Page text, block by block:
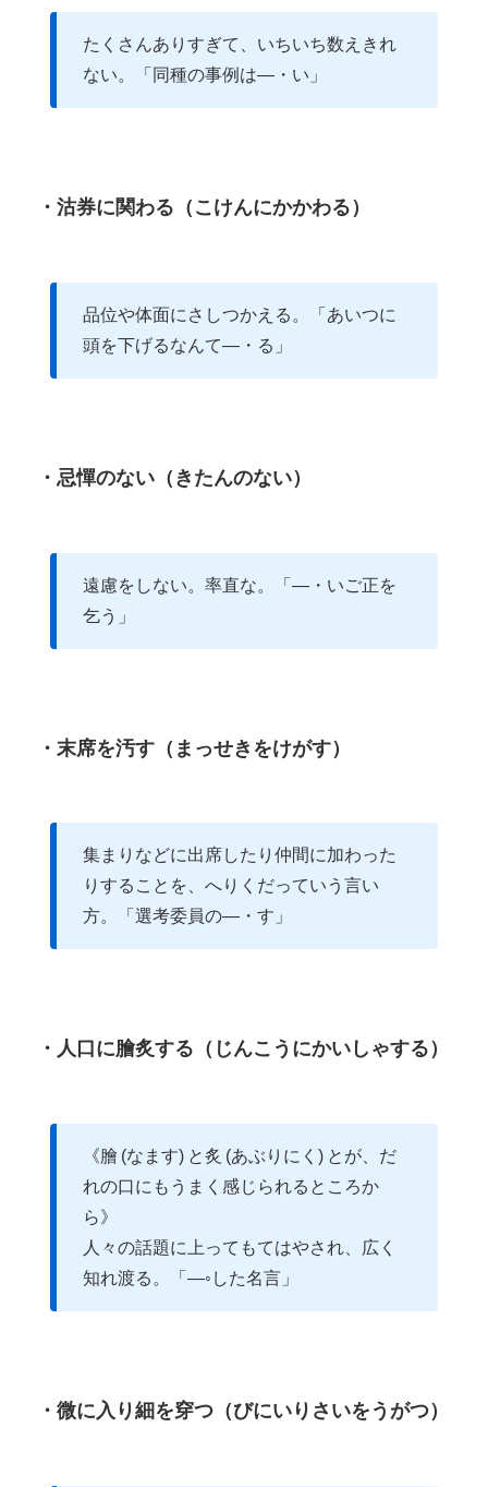
たくさんありすぎて、いちいち数えきれ
ない。「同種の事例は―・い」
・沽券に関わる（こけんにかかわる）
品位や体面にさしつかえる。「あいつに
頭を下げるなんて―・る」
・忌憚のない（きたんのない）
遠慮をしない。率直な。「―・いご正を
乞う」
・末席を汚す（まっせきをけがす）
集まりなどに出席したり仲間に加わった
りすることを、へりくだっていう言い
方。「選考委員の―・す」
・人口に膾炙する（じんこうにかいしゃする）
《膾 (なます) と炙 (あぶりにく) とが、だ
れの口にもうまく感じられるところか
ら》
人々の話題に上ってもてはやされ、広く
知れ渡る。「―◦した名言」
・微に入り細を穿つ（びにいりさいをうがつ）